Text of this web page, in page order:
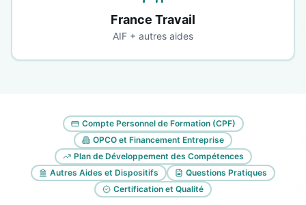
France Travail
AIF + autres aides
Compte Personnel de Formation (CPF)
OPCO et Financement Entreprise
Plan de Développement des Compétences
Autres Aides et Dispositifs
Questions Pratiques
Certification et Qualité